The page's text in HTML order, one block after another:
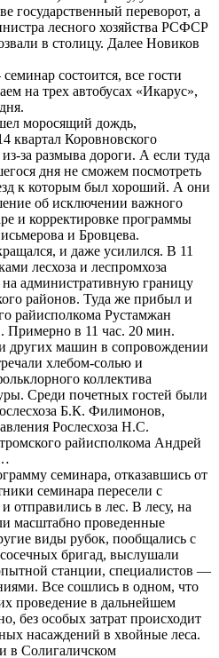
государственный переворот, а
лесного хозяйства РСФСР
в столицу. Далее Новиков
состоится, все гости
на трех автобусах «Икарус»,
моросящий дождь,
квартал Коровновского
за размыва дороги. А если туда
дня не сможем посмотреть
к которым был хороший. А они
об исключении важного
и корректировке программы
и Бровцева.
и даже усилился. В 11
лесхоза и леспромхоза
на административную границу
районов. Туда же прибыл и
райисполкома Рустамжан
Примерно в 11 час. 20 мин.
других машин в сопровождении
хлебом-солью и
коллектива
Среди почетных гостей были
Б.К. Филимонов,
Рослесхоза Н.С.
райисполкома Андрей
семинара, отказавшись от
семинара пересели с
отправились в лес. В лесу, на
масштабно проведенные
виды рубок, пообщались с
бригад, выслушали
станции, специалистов —
Все сошлись в одном, что
проведение в дальнейшем
без особых затрат происходит
насаждений в хвойные леса.
в Солигаличском